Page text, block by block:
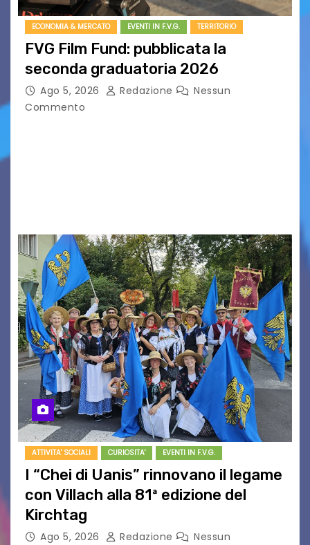
ECONOMIA & MERCATO EVENTI IN F.V.G. TERRITORIO
FVG Film Fund: pubblicata la
seconda graduatoria 2026
Ago 5, 2026 Redazione
Nessun
Commento
ATTIVITA' SOCIALI CURIOSITA' EVENTI IN F.V.G.
I “Chei di Uanis” rinnovano il legame
con Villach alla 81ª edizione del
Kirchtag
Ago 5, 2026 Redazione
Nessun